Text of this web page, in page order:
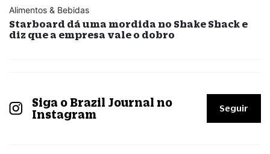
Alimentos & Bebidas
Starboard dá uma mordida no Shake Shack e
diz que a empresa vale o dobro
Siga o Brazil Journal no
Instagram
Seguir